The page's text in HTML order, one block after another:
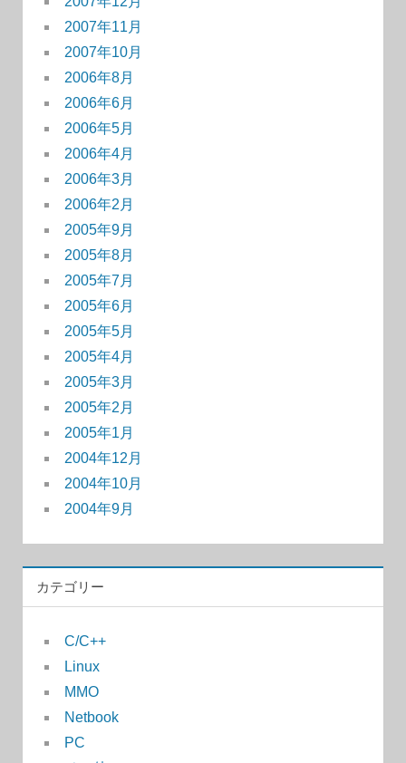
2007年11月
2007年10月
2006年8月
2006年6月
2006年5月
2006年4月
2006年3月
2006年2月
2005年9月
2005年8月
2005年7月
2005年6月
2005年5月
2005年4月
2005年3月
2005年2月
2005年1月
2004年12月
2004年10月
2004年9月
カテゴリー
C/C++
Linux
MMO
Netbook
PC